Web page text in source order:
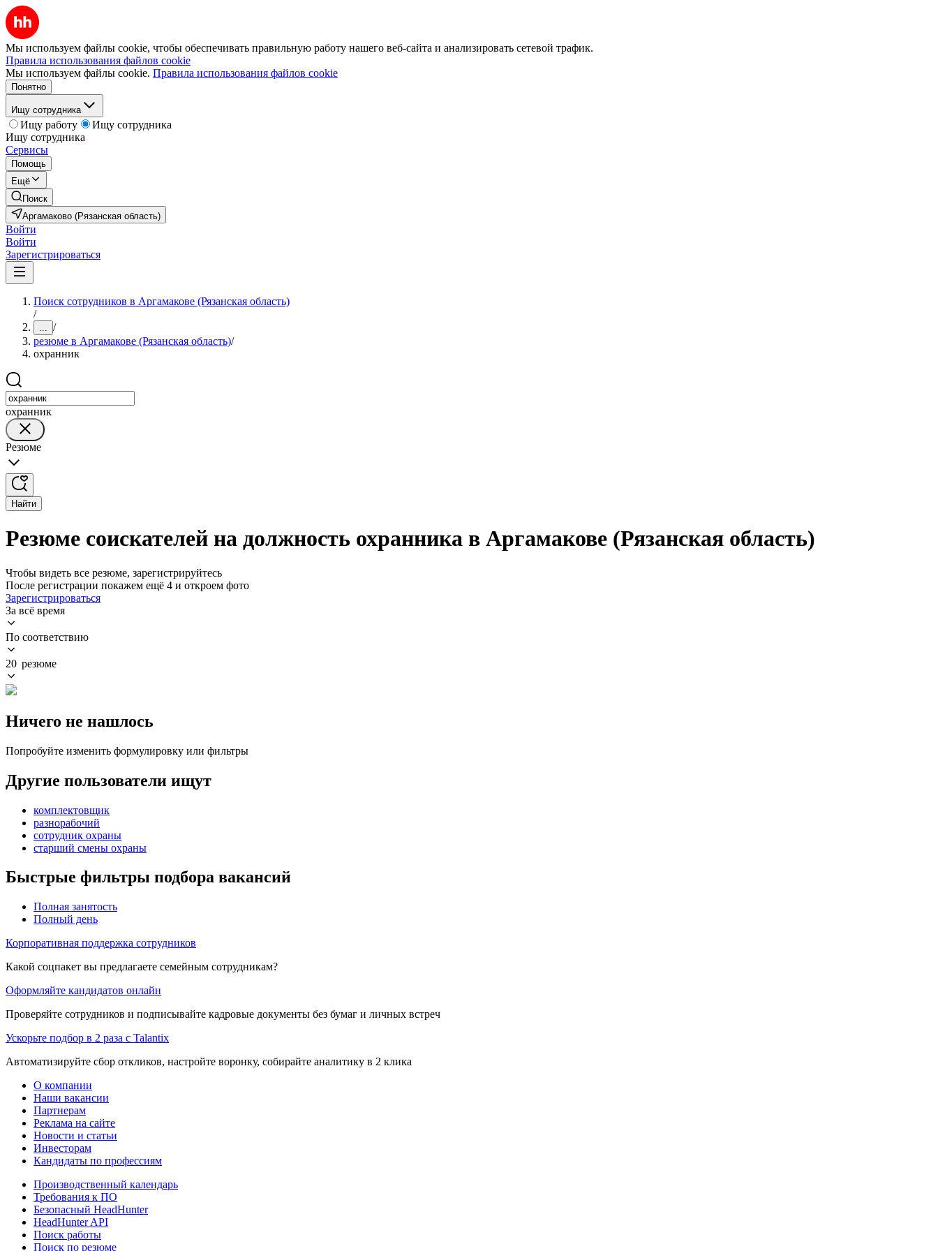
Мы используем файлы cookie, чтобы обеспечивать правильную работу нашего веб-сайта и анализировать сетевой трафик.
Правила использования файлов cookie
Мы используем файлы cookie. Правила использования файлов cookie
Понятно
Ищу сотрудника
Ищу работу
Ищу сотрудника
Ищу сотрудника
Сервисы
Помощь
Ещё
Поиск
Аргамаково (Рязанская область)
Войти
Войти
Зарегистрироваться
Поиск сотрудников в Аргамакове (Рязанская область)
/
... /
резюме в Аргамакове (Рязанская область)/
охранник
охранник
Резюме
Найти
Резюме соискателей на должность охранника в Аргамакове (Рязанская область)
Чтобы видеть все резюме, зарегистрируйтесь
После регистрации покажем ещё 4 и откроем фото
Зарегистрироваться
За всё время
По соответствию
20 резюме
Ничего не нашлось
Попробуйте изменить формулировку или фильтры
Другие пользователи ищут
комплектовщик
разнорабочий
сотрудник охраны
старший смены охраны
Быстрые фильтры подбора вакансий
Полная занятость
Полный день
Корпоративная поддержка сотрудников
Какой соцпакет вы предлагаете семейным сотрудникам?
Оформляйте кандидатов онлайн
Проверяйте сотрудников и подписывайте кадровые документы без бумаг и личных встреч
Ускорьте подбор в 2 раза с Talantix
Автоматизируйте сбор откликов, настройте воронку, собирайте аналитику в 2 клика
О компании
Наши вакансии
Партнерам
Реклама на сайте
Новости и статьи
Инвесторам
Кандидаты по профессиям
Производственный календарь
Требования к ПО
Безопасный HeadHunter
HeadHunter API
Поиск работы
Поиск по резюме